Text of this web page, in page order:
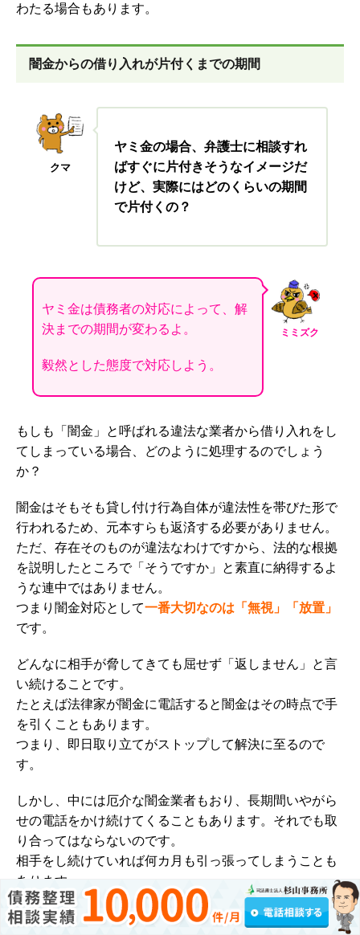
わたる場合もあります。
闇金からの借り入れが片付くまでの期間
クマ
ヤミ金の場合、弁護士に相談すれ
ばすぐに片付きそうなイメージだ
けど、実際にはどのくらいの期間
で片付くの？
ミミズク
ヤミ金は債務者の対応によって、解
決までの期間が変わるよ。
毅然とした態度で対応しよう。
もしも「闇金」と呼ばれる違法な業者から借り入れをし
てしまっている場合、どのように処理するのでしょう
か？
闇金はそもそも貸し付け行為自体が違法性を帯びた形で
行われるため、元本すらも返済する必要がありません。
ただ、存在そのものが違法なわけですから、法的な根拠
を説明したところで「そうですか」と素直に納得するよ
うな連中ではありません。
つまり闇金対応として一番大切なのは「無視」「放置」
です。
どんなに相手が脅してきても屈せず「返しません」と言
い続けることです。
たとえば法律家が闇金に電話すると闇金はその時点で手
を引くこともあります。
つまり、即日取り立てがストップして解決に至るので
す。
しかし、中には厄介な闇金業者もおり、長期間いやがら
せの電話をかけ続けてくることもあります。 それでも取
り合ってはならないのです。
相手をし続けていれば何カ月も引っ張ってしまうことも
あります。
そのような意味では、闇金の解決までの期間は「債務者